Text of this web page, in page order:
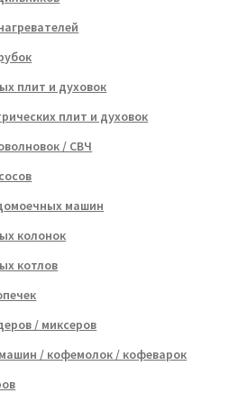
плит и духовок
плит и духовок
/ СВЧ
машин
колонок
котлов
/ миксеров
/ кофемолок / кофеварок